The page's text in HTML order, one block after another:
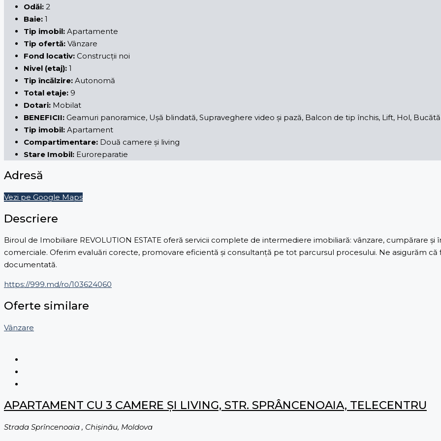
Odăi: 2
Baie: 1
Tip imobil: Apartamente
Tip ofertă: Vânzare
Fond locativ: Construcții noi
Nivel (etaj): 1
Tip încălzire: Autonomă
Total etaje: 9
Dotari: Mobilat
BENEFICII: Geamuri panoramice, Ușă blindată, Supraveghere video și pază, Balcon de tip închis, Lift, Hol,
Tip imobil: Apartament
Compartimentare: Două camere și living
Stare Imobil: Euroreparatie
Adresă
Vezi pe Google Maps
Descriere
Biroul de Imobiliare REVOLUTION ESTATE oferă servicii complete de intermediere imobiliară: vânzare, cumpărare
comerciale. Oferim evaluări corecte, promovare eficientă și consultanță pe tot parcursul procesului. Ne asigurăm că
documentată.
https://999.md/ro/103624060
Oferte similare
Vânzare
APARTAMENT CU 3 CAMERE ȘI LIVING, STR. SPRÂNCENOAIA, TELECENTRU
Strada Sprîncenoaia , Chișinău, Moldova